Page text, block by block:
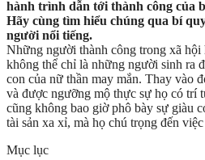
hành trình dẫn tới thành công của
Hãy cùng tìm hiểu chúng qua bí
người nổi tiếng.
Những người thành công trong xã hội
không thể chỉ là những người sinh ra
con của nữ thần may mắn. Thay vào
và được ngưỡng mộ thực sự họ có trí
cũng không bao giờ phô bày sự giàu
tài sản xa xỉ, mà họ chú trọng đến
Mục lục